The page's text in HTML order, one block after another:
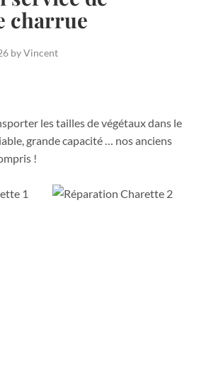
charrue
byVincent
les tailles de végétaux dans le
grande capacité … nos anciens
!